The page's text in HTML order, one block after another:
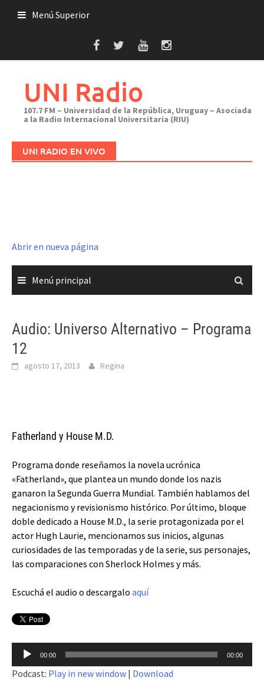
Menú Superior
UNI Radio
107.7 FM – Universidad de la República, Uruguay – Asociada
a la Radio Internacional Universitaria (RIU)
UNI RADIO EN VIVO
Abrir en nueva página
Menú principal
Audio: Universo Alternativo – Programa
12
agosto 17, 2013 Regina
Fatherland y House M.D.
Programa donde reseñamos la novela ucrónica
«Fatherland», que plantea un mundo donde los nazis
ganaron la Segunda Guerra Mundial. También hablamos del
negacionismo y revisionismo histórico. Por último, bloque
doble dedicado a House M.D., la serie protagonizada por el
actor Hugh Laurie, mencionamos sus inicios, algunas
curiosidades de las temporadas y de la serie, sus personajes,
las comparaciones con Sherlock Holmes y más.
Escuchá el audio o descargalo aquí
Reproductor
de
audio
00:00 00:00
Podcast: Play in new window | Download